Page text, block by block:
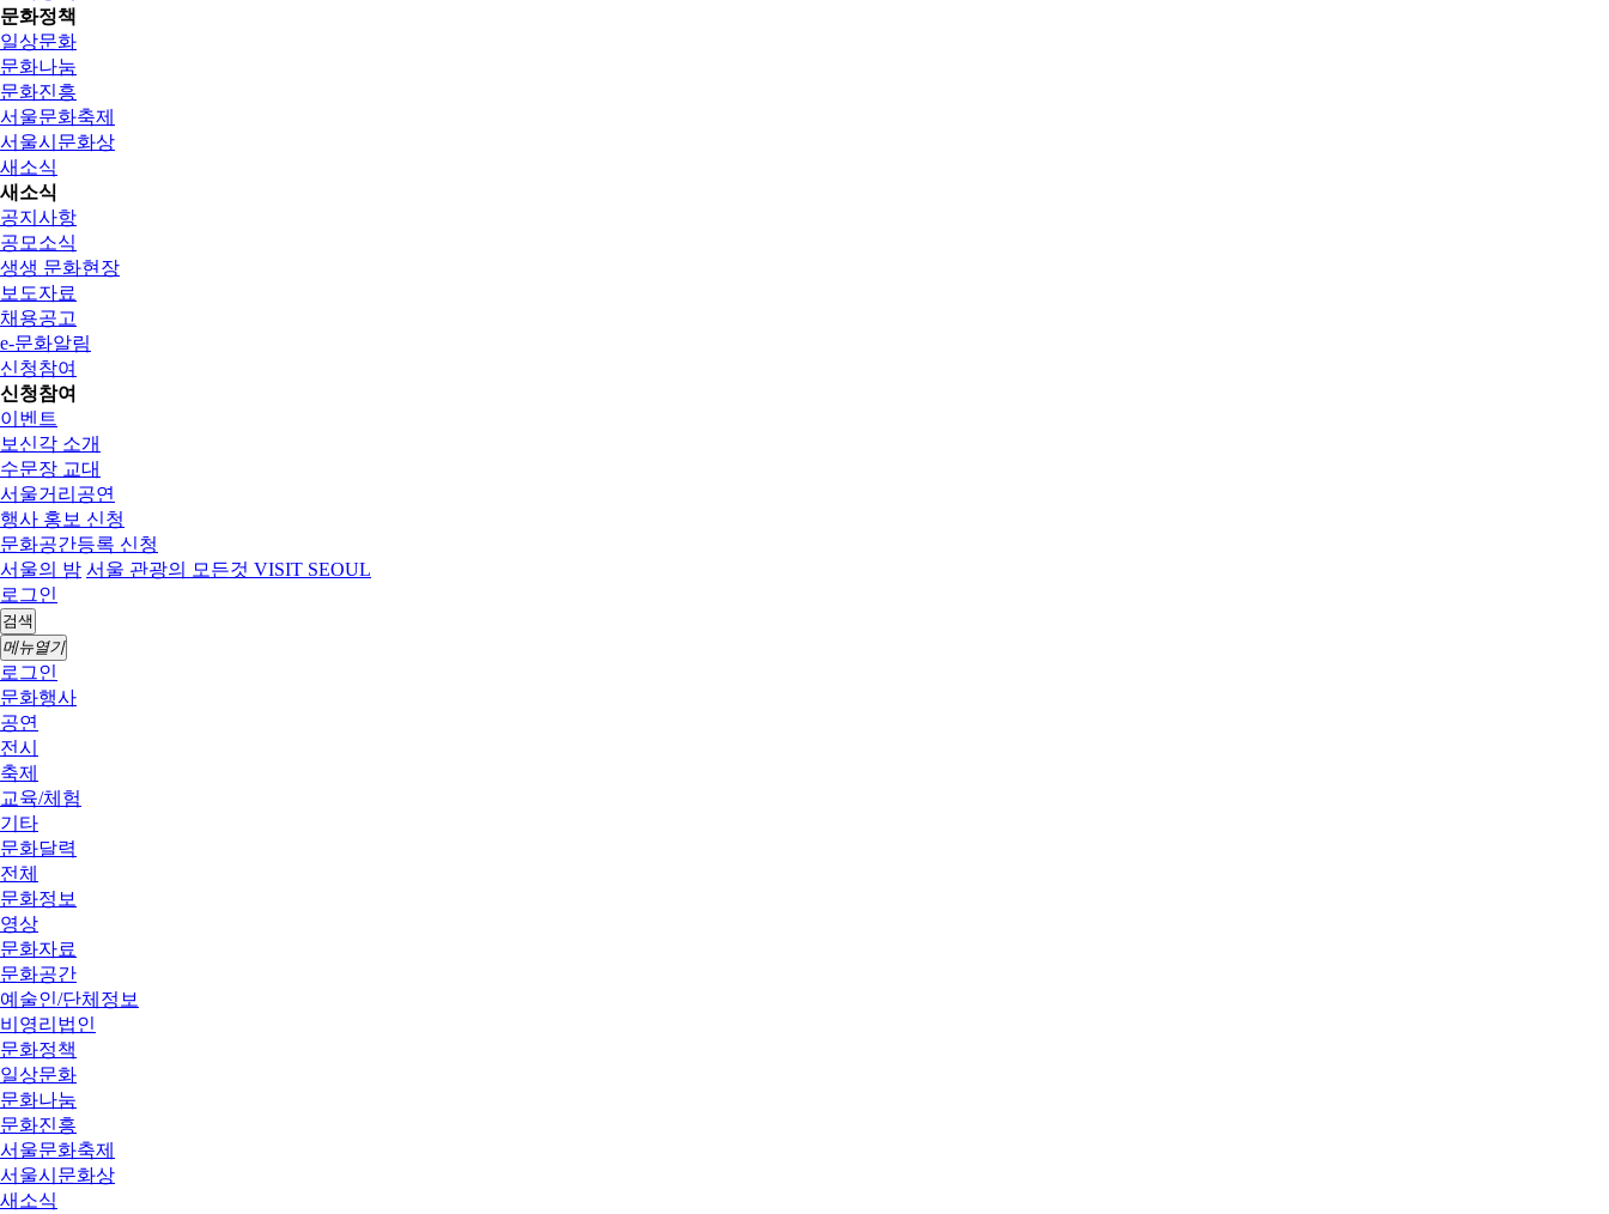
문화정책
일상문화
문화나눔
문화진흥
서울문화축제
서울시문화상
새소식
새소식
공지사항
공모소식
생생 문화현장
보도자료
채용공고
e-문화알림
신청참여
신청참여
이벤트
보신각 소개
수문장 교대
서울거리공연
행사 홍보 신청
문화공간등록 신청
서울의 밤 서울 관광의 모든것 VISIT SEOUL
로그인
검색
메뉴열기
로그인
문화행사
공연
전시
축제
교육/체험
기타
문화달력
전체
문화정보
영상
문화자료
문화공간
예술인/단체정보
비영리법인
문화정책
일상문화
문화나눔
문화진흥
서울문화축제
서울시문화상
새소식